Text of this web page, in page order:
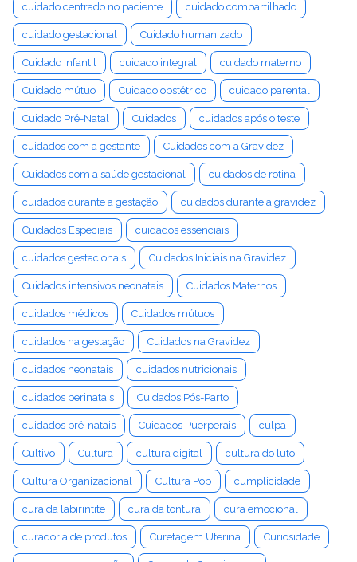
cuidado centrado no paciente cuidado compartilhado
cuidado gestacional Cuidado humanizado
Cuidado infantil cuidado integral cuidado materno
Cuidado mútuo Cuidado obstétrico cuidado parental
Cuidado Pré-Natal Cuidados cuidados após o teste
cuidados com a gestante Cuidados com a Gravidez
Cuidados com a saúde gestacional cuidados de rotina
cuidados durante a gestação cuidados durante a gravidez
Cuidados Especiais cuidados essenciais
cuidados gestacionais Cuidados Iniciais na Gravidez
Cuidados intensivos neonatais Cuidados Maternos
cuidados médicos Cuidados mútuos
cuidados na gestação Cuidados na Gravidez
cuidados neonatais cuidados nutricionais
cuidados perinatais Cuidados Pós-Parto
cuidados pré-natais Cuidados Puerperais culpa
Cultivo Cultura cultura digital cultura do luto
Cultura Organizacional Cultura Pop cumplicidade
cura da labirintite cura da tontura cura emocional
curadoria de produtos Curetagem Uterina Curiosidade